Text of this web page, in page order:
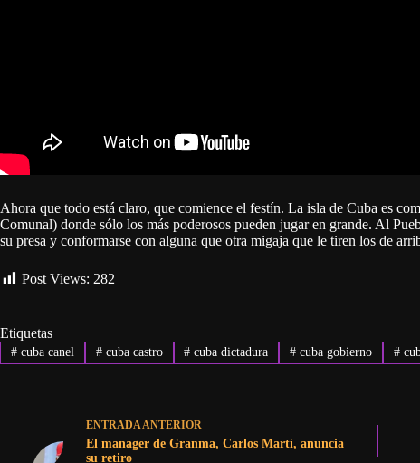
Ahora que todo está claro, que comience el festín. La isla de Cuba es
Comunal) donde sólo los más poderosos pueden jugar en grande. Al
su presa y conformarse con alguna que otra migaja que le tiren los de
Post Views: 282
Etiquetas
#cuba canel #cuba castro # cuba dictadura # cuba gobierno #
ENTRADAANTERIOR
El manager de Granma, Carlos Martí, anuncia
su retiro